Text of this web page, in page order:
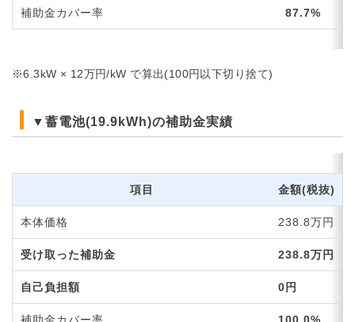
補助金カバー率 87.7%
※6.3kW × 12万円/kW で算出(100円以下切り捨て)
▼蓄電池(19.9kWh)の補助金実績
項目 金額(税抜)
本体価格 238.8万円
受け取った補助金 238.8万円
自己負担額 0円